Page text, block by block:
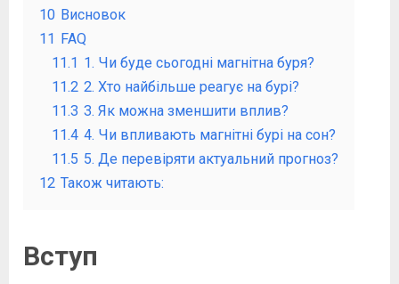
10 Висновок
11 FAQ
11.1 1. Чи буде сьогодні магнітна буря?
11.2 2. Хто найбільше реагує на бурі?
11.3 3. Як можна зменшити вплив?
11.4 4. Чи впливають магнітні бурі на сон?
11.5 5. Де перевіряти актуальний прогноз?
12 Також читають:
Вступ